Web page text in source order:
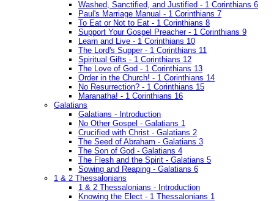
Washed, Sanctified, and Justified - 1 Corinthians 6
Paul's Marriage Manual - 1 Corinthians 7
To Eat or Not to Eat - 1 Corinthians 8
Support Your Gospel Preacher - 1 Corinthians 9
Learn and Live - 1 Corinthians 10
The Lord's Supper - 1 Corinthians 11
Spiritual Gifts - 1 Corinthians 12
The Love of God - 1 Corinthians 13
Order in the Church! - 1 Corinthians 14
No Resurrection? - 1 Corinthians 15
Maranatha! - 1 Corinthians 16
Galatians
Galatians - Introduction
No Other Gospel - Galatians 1
Crucified with Christ - Galatians 2
The Seed of Abraham - Galatians 3
The Son of God - Galatians 4
The Flesh and the Spirit - Galatians 5
Sowing and Reaping - Galatians 6
1 & 2 Thessalonians
1 & 2 Thessalonians - Introduction
Knowing the Elect - 1 Thessalonians 1